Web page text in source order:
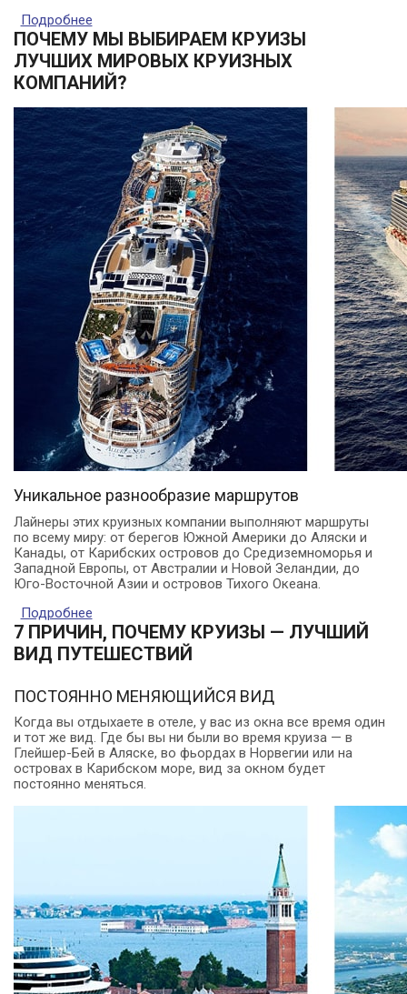
Подробнее
много за одну цену!
ПОЧЕМУ МЫ ВЫБИРАЕМ КРУИЗЫ
ЛУЧШИХ МИРОВЫХ КРУИЗНЫХ
КОМПАНИЙ?
Уникальное разнообразие маршрутов
Лайнеры этих круизных компании выполняют маршруты
по всему миру: от берегов Южной Америки до Аляски и
Канады, от Карибских островов до Средиземноморья и
Западной Европы, от Австралии и Новой Зеландии, до
Юго-Восточной Азии и островов Тихого Океана.
Подробнее
мировых круизных компаний?
7 ПРИЧИН, ПОЧЕМУ КРУИЗЫ — ЛУЧШИЙ
ВИД ПУТЕШЕСТВИЙ
ПОСТОЯННО МЕНЯЮЩИЙСЯ ВИД
Когда вы отдыхаете в отеле, у вас из окна все время один
и тот же вид. Где бы вы ни были во время круиза — в
Глейшер-Бей в Аляске, во фьордах в Норвегии или на
островах в Карибском море, вид за окном будет
постоянно меняться.